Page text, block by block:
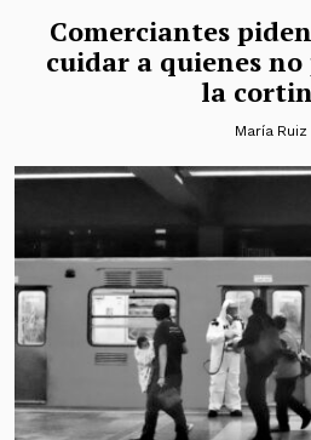
Comerciantes
cuidar a quienes
la
María Ruiz